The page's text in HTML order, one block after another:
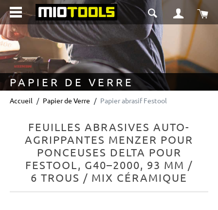
principal
PAPIER DE VERRE
Accueil Papier de Verre Papier abrasif Festool
FEUILLES ABRASIVES AUTO-
AGRIPPANTES MENZER POUR
PONCEUSES DELTA POUR
FESTOOL, G40–2000, 93 MM /
6 TROUS / MIX CÉRAMIQUE